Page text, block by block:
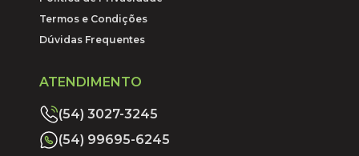
Termos e Condições
Dúvidas Frequentes
ATENDIMENTO
(54) 3027-3245
(54) 99695-6245